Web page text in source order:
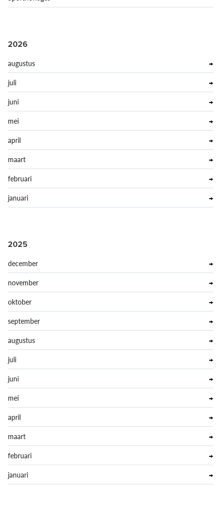
2026
augustus
juli
juni
mei
april
maart
februari
januari
2025
december
november
oktober
september
augustus
juli
juni
mei
april
maart
februari
januari